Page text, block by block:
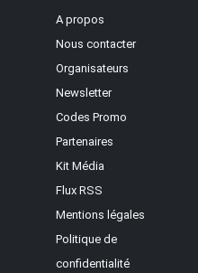
A propos
Nous contacter
Organisateurs
Newsletter
Codes Promo
Partenaires
Kit Média
Flux RSS
Mentions légales
Politique de
confidentialité